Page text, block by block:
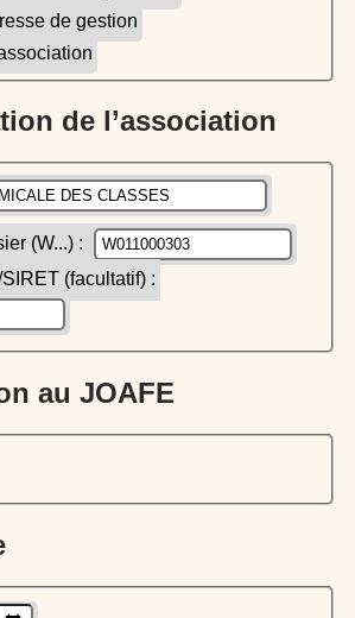
de gestion
de l’association
(W...) :
(facultatif) :
au JOAFE